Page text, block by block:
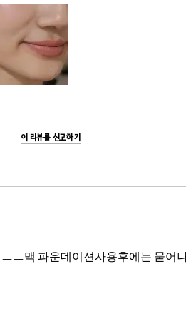
이 리뷰를 신고하기
ㅡ맥 파운데이션사용후에는 묻